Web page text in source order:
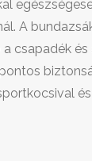
A
csapadék és